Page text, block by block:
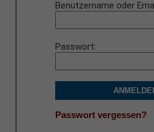
Benutzername oder
Passwort
Passwort vergessen?